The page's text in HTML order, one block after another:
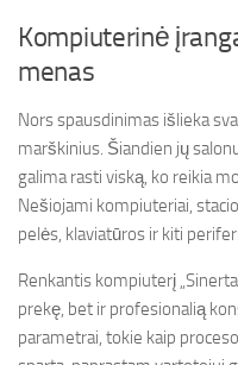
Kompiuterinė
menas
Nors spausdinimas išlieka
marškinius. Šiandien jų
galima rasti viską, ko reikia
Nešiojami kompiuteriai,
pelės, klaviatūros ir kiti
Renkantis kompiuterį
prekę, bet ir profesionalią
parametrai, tokie kaip